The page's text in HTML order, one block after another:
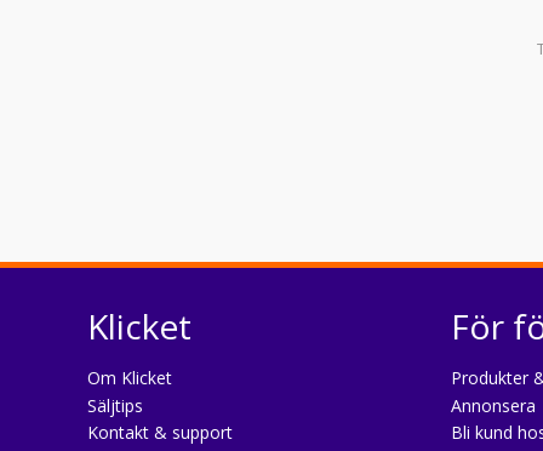
Klicket
Om Klicket
Säljtips
Kontakt & support
För
Produkter
Annonsera
Bli kund